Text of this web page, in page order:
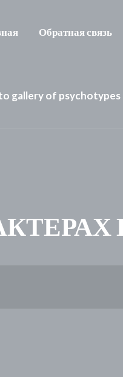
Обратная связь
gallery of psychotypes